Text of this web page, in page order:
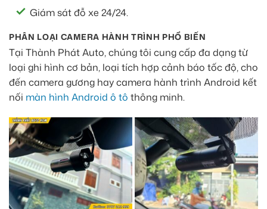
Giám sát đỗ xe 24/24.
PHÂN LOẠI CAMERA HÀNH TRÌNH PHỔ BIẾN
Tại Thành Phát Auto, chúng tôi cung cấp đa dạng từ
loại ghi hình cơ bản, loại tích hợp cảnh báo tốc độ, cho
đến camera gương hay camera hành trình Android kết
nối màn hình Android ô tô thông minh.